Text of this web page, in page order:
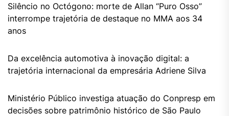
Silêncio no Octógono: morte de Allan “Puro Osso”
interrompe trajetória de destaque no MMA aos 34
anos
Da excelência automotiva à inovação digital: a
trajetória internacional da empresária Adriene Silva
Ministério Público investiga atuação do Conpresp em
decisões sobre patrimônio histórico de São Paulo